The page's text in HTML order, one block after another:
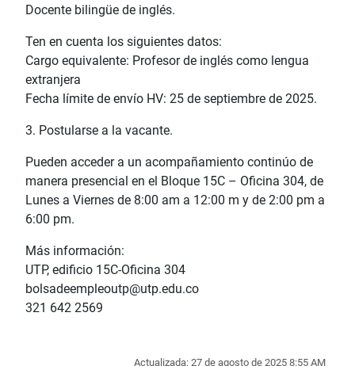
Docente bilingüe de inglés.
Ten en cuenta los siguientes datos:
Cargo equivalente: Profesor de inglés como lengua
extranjera
Fecha límite de envío HV: 25 de septiembre de 2025.
3. Postularse a la vacante.
Pueden acceder a un acompañamiento continúo de
manera presencial en el Bloque 15C – Oficina 304, de
Lunes a Viernes de 8:00 am a 12:00 m y de 2:00 pm a
6:00 pm.
Más información:
UTP, edificio 15C-Oficina 304
bolsadeempleoutp@utp.edu.co
321 642 2569
Actualizada: 27 de agosto de 2025 8:55 AM